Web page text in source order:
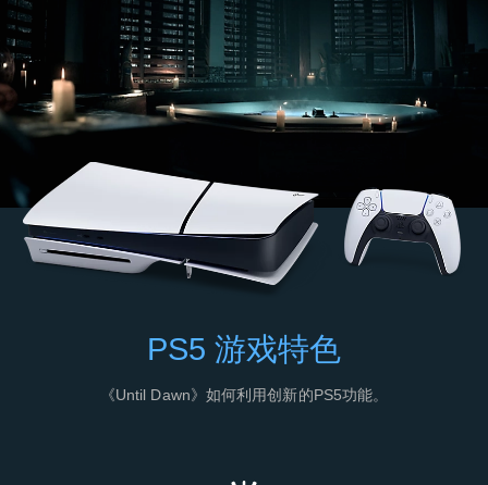
PS5 游戏特色
《Until Dawn》如何利用创新的PS5功能。